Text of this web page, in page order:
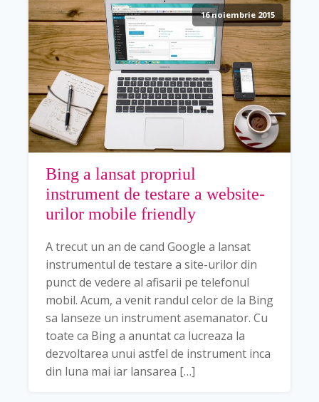
16 noiembrie 2015
Bing a lansat propriul
instrument de testare a website-
urilor mobile friendly
A trecut un an de cand Google a lansat
instrumentul de testare a site-urilor din
punct de vedere al afisarii pe telefonul
mobil. Acum, a venit randul celor de la Bing
sa lanseze un instrument asemanator. Cu
toate ca Bing a anuntat ca lucreaza la
dezvoltarea unui astfel de instrument inca
din luna mai iar lansarea […]